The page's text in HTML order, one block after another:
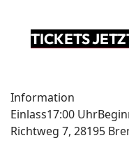
TICKETS
Information
Einlass17:00 Uhr
Richtweg 7, 28195